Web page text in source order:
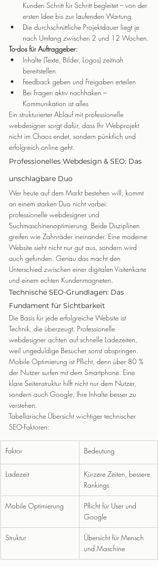
Kunden Schritt für Schritt begleitet – von der
ersten Idee bis zur laufenden Wartung.
Die durchschnittliche Projektdauer liegt je
nach Umfang zwischen 2 und 12 Wochen.
To-dos für Auftraggeber:
Inhalte (Texte, Bilder, Logos) zeitnah
bereitstellen
Feedback geben und Freigaben erteilen
Bei Fragen aktiv nachhaken –
Kommunikation ist alles
Ein strukturierter Ablauf mit professionelle
webdesigner sorgt dafür, dass Ihr Webprojekt
nicht im Chaos endet, sondern pünktlich und
erfolgreich online geht.
Professionelles Webdesign & SEO: Das
unschlagbare Duo
Wer heute auf dem Markt bestehen will, kommt
an einem starken Duo nicht vorbei:
professionelle webdesigner und
Suchmaschinenoptimierung. Beide Disziplinen
greifen wie Zahnräder ineinander. Eine moderne
Website sieht nicht nur gut aus, sondern wird
auch gefunden. Genau das macht den
Unterschied zwischen einer digitalen Visitenkarte
und einem echten Kundenmagneten.
Technische SEO-Grundlagen: Das
Fundament für Sichtbarkeit
Die Basis für jede erfolgreiche Website ist
Technik, die überzeugt. Professionelle
webdesigner achten auf schnelle Ladezeiten,
weil ungeduldige Besucher sonst abspringen.
Mobile Optimierung ist Pflicht, denn über 80 %
der Nutzer surfen mit dem Smartphone. Eine
klare Seitenstruktur hilft nicht nur dem Nutzer,
sondern auch Google, Ihre Inhalte besser zu
verstehen.
Tabellarische Übersicht wichtiger technischer
SEO-Faktoren:
Faktor Bedeutung
Ladezeit
Kürzere Zeiten, bessere
Rankings
Mobile Optimierung
Pflicht für User und
Google
Struktur
Übersicht für Mensch
und Maschine